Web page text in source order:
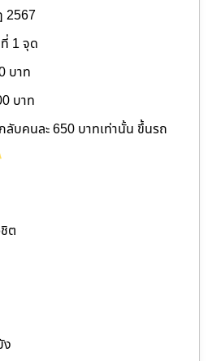
2567
1 จุด
บาท
บาท
บคนละ 650 บาทเท่านั้น ขึ้นรถ
ต
ง